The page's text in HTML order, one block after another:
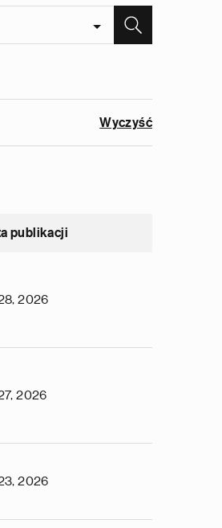
Wyczyść
publikacji
2026
2026
2026